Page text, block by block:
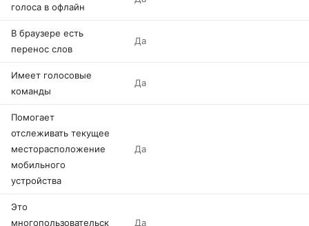
голоса в офлайн
В браузере есть
перенос слов
Да
Имеет голосовые
команды
Да
Помогает
отслеживать текущее
месторасположение
мобильного
устройства
Да
Это
многопользовательск
Да